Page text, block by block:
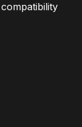
compatibility